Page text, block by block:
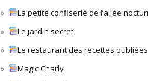
La petite confiserie de l’allée
Le jardin secret
Le restaurant des recettes oubliées
Magic Charly